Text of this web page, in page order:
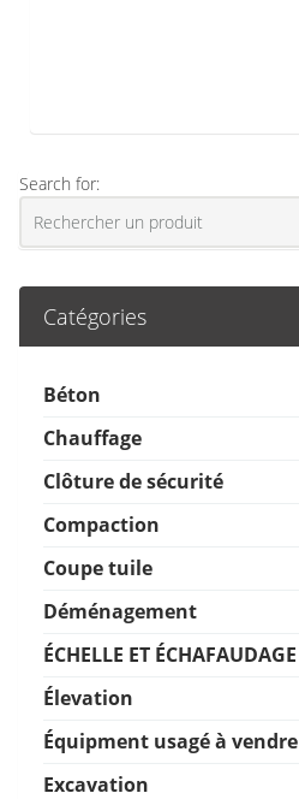
Search for:
Catégories
Béton
Chauffage
Clôture de sécurité
Compaction
Coupe tuile
Déménagement
ÉCHELLE ET ÉCHAFAUDAGE
Élevation
Équipment usagé à vendre
Excavation